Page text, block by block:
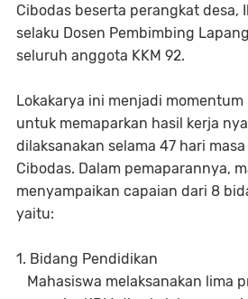
Cibodas beserta perangkat desa,
selaku Dosen Pembimbing
seluruh anggota KKM 92.
Lokakarya ini menjadi
untuk memaparkan hasil kerja
dilaksanakan selama 47 hari
Cibodas. Dalam pemaparannya,
menyampaikan capaian dari 8
yaitu:
1. Bidang Pendidikan
Mahasiswa melaksanakan lima